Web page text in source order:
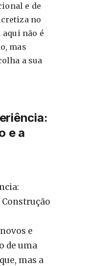
e de
no
não é
mas
a sua
e a
Construção
e
de uma
mas a